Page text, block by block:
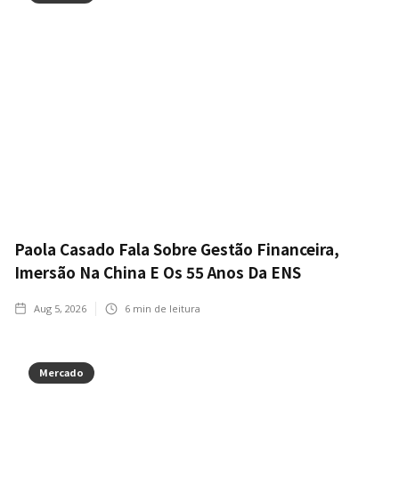
Paola Casado Fala Sobre Gestão Financeira,
Imersão Na China E Os 55 Anos Da ENS
Aug 5, 2026 6 min de leitura
Mercado